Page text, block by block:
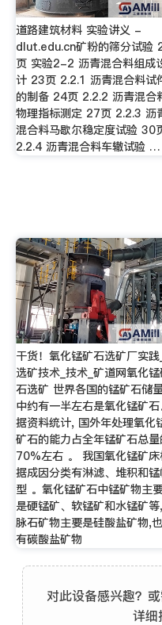
道路建筑材料 实验讲义 -
dlut.edu.cn矿粉的筛分试验
页 实验2-2 沥青混合料组成
计 23页 2.2.1 沥青混合料试
的制备 24页 2.2.2 沥青混合
物理指标测定 27页 2.2.3 沥
混合料马歇尔稳定度试验 30
2.2.4 沥青混合料车辙试验 …
干货！氧化锰矿石选矿厂实践_
选矿技术_技术_矿道网氧化锰
石选矿 世界各国的锰矿石储
中约有一半左右是氧化锰矿石
据资料统计, 国外年处理氧化
矿石的能力占全年锰矿石总
70%左右 。 我国氧化锰矿床
据成因分类有淋滤、堆积和锰
型 。氧化锰矿石中锰矿物主
是硬锰矿、软锰矿和水锰矿等,
脉石矿物主要是硅酸盐矿物,也
有碳酸盐矿物
对此设备感兴趣？
详细